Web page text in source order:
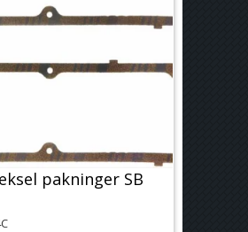
pakninger SB